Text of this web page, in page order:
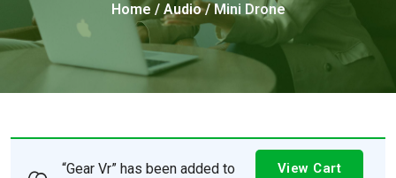
Home / Audio/ Mini Drone
View Cart
“Gear Vr” has been added to